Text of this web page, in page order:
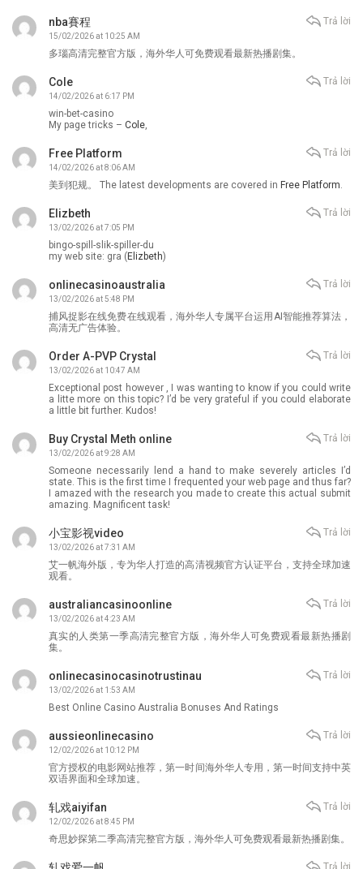
nba賽程
15/02/2026 at 10:25 AM
多瑙高清完整官方版，海外华人可免费观看最新热播剧集。
Trả lời
Cole
14/02/2026 at 6:17 PM
win-bet-casino
My page tricks – Cole
Trả lời
Free Platform
14/02/2026 at 8:06 AM
美到犯规。 The latest developments are covered in Free Platform
Trả lời
Elizbeth
13/02/2026 at 7:05 PM
bingo-spill-slik-spiller-du
my web site: gra (Elizbeth)
Trả lời
onlinecasinoaustralia
13/02/2026 at 5:48 PM
捕风捉影在线免费在线观看，海外华人专属平台运用AI智能推荐算法，
高清无广告体验。
Trả lời
Order A-PVP Crystal
13/02/2026 at 10:47 AM
Exceptional post however , I was wanting to know if you could write
a litte more on this topic? I’d be very grateful if you could elaborate
a little bit further. Kudos!
Trả lời
Buy Crystal Meth online
13/02/2026 at 9:28 AM
Someone necessarily lend a hand to make severely articles I’d
state. This is the first time I frequented your web page and thus far?
I amazed with the research you made to create this actual submit
amazing. Magnificent task!
Trả lời
小宝影视video
13/02/2026 at 7:31 AM
艾一帆海外版，专为华人打造的高清视频官方认证平台，支持全球加速
观看。
Trả lời
australiancasinoonline
13/02/2026 at 4:23 AM
真实的人类第一季高清完整官方版，海外华人可免费观看最新热播剧
集。
Trả lời
onlinecasinocasinotrustinau
13/02/2026 at 1:53 AM
Best Online Casino Australia Bonuses And Ratings
Trả lời
aussieonlinecasino
12/02/2026 at 10:12 PM
官方授权的电影网站推荐，第一时间海外华人专用，第一时间支持中英
双语界面和全球加速。
Trả lời
轧戏aiyifan
12/02/2026 at 8:45 PM
奇思妙探第二季高清完整官方版，海外华人可免费观看最新热播剧集。
Trả lời
Trả lời